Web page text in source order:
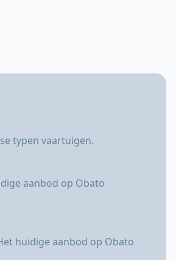
typen vaartuigen.
aanbod op Obato
huidige aanbod op Obato